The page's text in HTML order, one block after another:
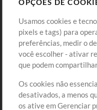
Comprar Créditos
Conteúdo Grátis
Solicite uma Música
Extras
Sessões
OPÇÕES DE
Usamos cookies e
pixels e tags) para
preferências, medir o
você escolher - ativar
que podem
Os cookies não
desativados, a menos
os ative em Gerenciar